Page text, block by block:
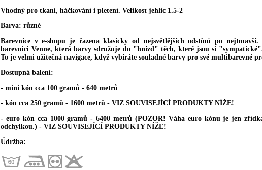
Vhodný pro tkaní, háčkování i pletení. Velikost jehlic 1.5-2
Barva: různé
Barevnice v e-shopu je řazena klasicky od nejsvětlějších odstínů po
barevnici Venne, která barvy sdružuje do "hnízd" těch, které jsou si
To je velmi užitečná navigace, když vybíráte souladné barvy pro své multibarevné
Dostupná balení:
- mini kón cca 100 gramů - 640 metrů
- kón cca 250 gramů - 1600 metrů - VIZ SOUVISEJÍCÍ PRODUKTY NÍŽE!
- euro kón cca 1000 gramů - 6400 metrů (POZOR! Váha euro kónu je jen
odchylkou.) - VIZ SOUVISEJÍCÍ PRODUKTY NÍŽE!
Údržba: